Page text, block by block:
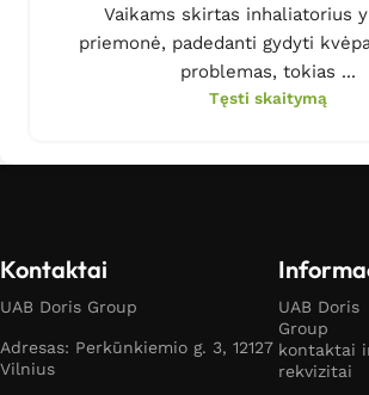
Vaikams skirtas inhaliatorius
priemonė, padedanti gydyti
problemas, tokias ...
Tęsti skaitymą
Kontaktai
UAB Doris Group
Adresas: Perkūnkiemio g. 3, 12127
Vilnius
UAB Doris
Group
kontaktai
rekvizitai